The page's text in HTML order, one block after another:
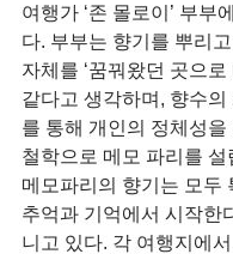
여행가 ‘존 몰로이’ 부부
다. 부부는 향기를 뿌리
자체를 ‘꿈꿔왔던 곳으로
같다고 생각하며, 향수의
를 통해 개인의 정체성을
철학으로 메모 파리를 설
메모파리의 향기는 모두
추억과 기억에서 시작한
니고 있다. 각 여행지에